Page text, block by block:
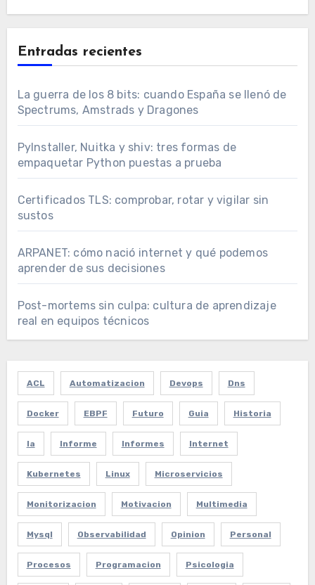
Entradas recientes
La guerra de los 8 bits: cuando España se llenó de
Spectrums, Amstrads y Dragones
PyInstaller, Nuitka y shiv: tres formas de
empaquetar Python puestas a prueba
Certificados TLS: comprobar, rotar y vigilar sin
sustos
ARPANET: cómo nació internet y qué podemos
aprender de sus decisiones
Post-mortems sin culpa: cultura de aprendizaje
real en equipos técnicos
ACL Automatizacion Devops Dns
Docker EBPF Futuro Guia Historia
Ia Informe Informes Internet
Kubernetes Linux Microservicios
Monitorizacion Motivacion Multimedia
Mysql Observabilidad Opinion Personal
Procesos Programacion Psicologia